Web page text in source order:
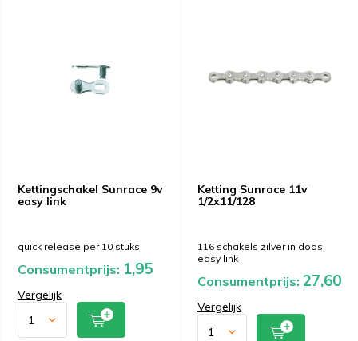
Kettingschakel Sunrace 9v
easy link
quick release per 10 stuks
Consumentprijs: 1,95
Vergelijk
Ketting Sunrace 11v
1/2x11/128
116 schakels zilver in doos
easy link
Consumentprijs: 27,60
Vergelijk